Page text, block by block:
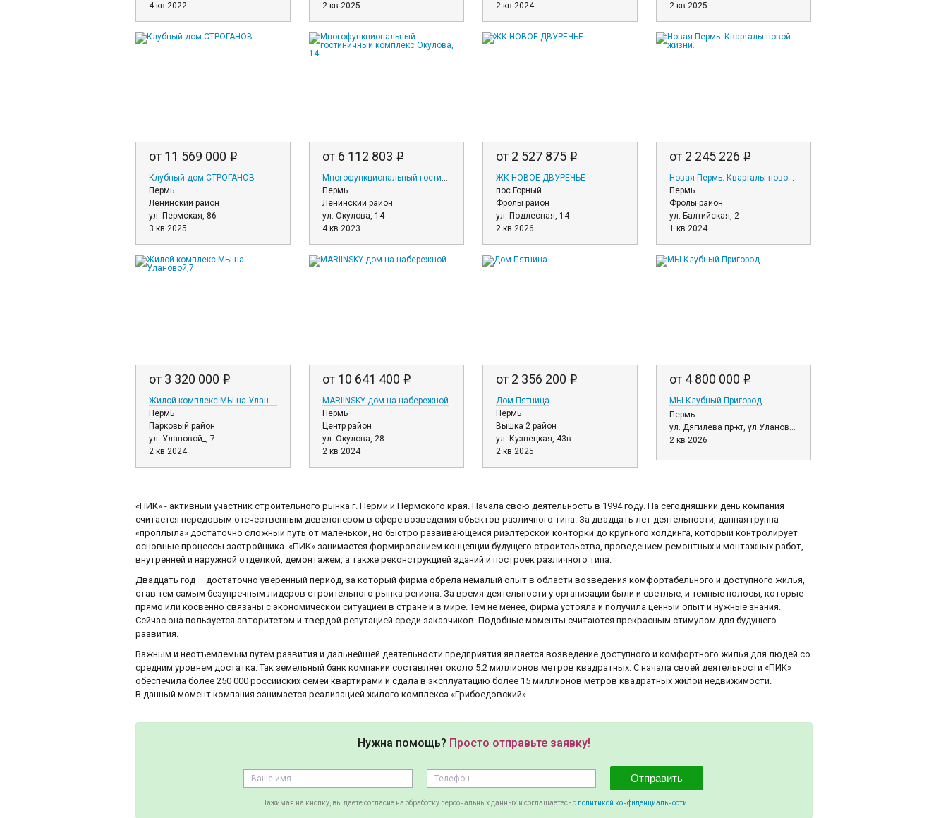
4 кв 2022
2 кв 2025
2 кв 2024
2 кв 2025
от 11 569 000 i
Клубный дом СТРОГАНОВ
Пермь
Ленинский район
ул. Пермская, 86
3 кв 2025
от 6 112 803 i
Многофункциональный гостиничный комплекс Окулова, 14
Пермь
Ленинский район
ул. Окулова, 14
4 кв 2023
от 2 527 875 i
ЖК НОВОЕ ДВУРЕЧЬЕ
пос.Горный
Фролы район
ул. Подлесная, 14
2 кв 2026
от 2 245 226 i
Новая Пермь. Кварталы новой жизни.
Пермь
Фролы район
ул. Балтийская, 2
1 кв 2024
от 3 320 000 i
Жилой комплекс МЫ на Улановой,7
Пермь
Парковый район
ул. Улановой_, 7
2 кв 2024
от 10 641 400 i
MARIINSKY дом на набережной
Пермь
Центр район
ул. Окулова, 28
2 кв 2024
от 2 356 200 i
Дом Пятница
Пермь
Вышка 2 район
ул. Кузнецкая, 43в
2 кв 2025
от 4 800 000 i
МЫ Клубный Пригород
Пермь
ул. Дягилева пр-кт, ул.Улановой, ул.Парфенова, д. 2, 3, 4, 5, 6, 7
2 кв 2026
«ПИК» - активный участник строительного рынка г. Перми и Пермского края. Начала свою деятельность в 1994 году. На сегодняшний день компания
считается передовым отечественным девелопером в сфере возведения объектов различного типа. За двадцать лет деятельности, данная группа
«проплыла» достаточно сложный путь от маленькой, но быстро развивающейся риэлтерской конторки до крупного холдинга, который контролирует
основные процессы застройщика. «ПИК» занимается формированием концепции будущего строительства, проведением ремонтных и монтажных работ,
внутренней и наружной отделкой, демонтажем, а также реконструкцией зданий и построек различного типа.
Двадцать год – достаточно уверенный период, за который фирма обрела немалый опыт в области возведения комфортабельного и доступного жилья,
став тем самым безупречным лидеров строительного рынка региона. За время деятельности у организации были и светлые, и темные полосы, которые
прямо или косвенно связаны с экономической ситуацией в стране и в мире. Тем не менее, фирма устояла и получила ценный опыт и нужные знания.
Сейчас она пользуется авторитетом и твердой репутацией среди заказчиков. Подобные моменты считаются прекрасным стимулом для будущего
развития.
Важным и неотъемлемым путем развития и дальнейшей деятельности предприятия является возведение доступного и комфортного жилья для людей со
средним уровнем достатка. Так земельный банк компании составляет около 5.2 миллионов метров квадратных. С начала своей деятельности «ПИК»
обеспечила более 250 000 российских семей квартирами и сдала в эксплуатацию более 15 миллионов метров квадратных жилой недвижимости.
В данный момент компания занимается реализацией жилого комплекса «Грибоедовский».
Нужна помощь? Просто отправьте заявку!
Отправить
Нажимая на кнопку, вы даете согласие на обработку персональных данных и соглашаетесь c политикой конфиденциальности